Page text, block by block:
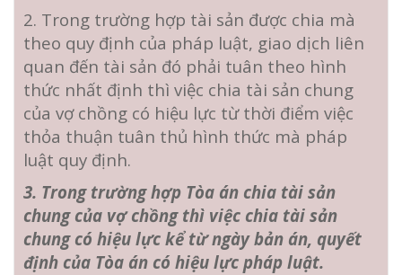
2. Trong trường hợp tài sản được chia mà
theo quy định của pháp luật, giao dịch liên
quan đến tài sản đó phải tuân theo hình
thức nhất định thì việc chia tài sản chung
của vợ chồng có hiệu lực từ thời điểm việc
thỏa thuận tuân thủ hình thức mà pháp
luật quy định.
3. Trong trường hợp Tòa án chia tài sản
chung của vợ chồng thì việc chia tài sản
chung có hiệu lực kể từ ngày bản án, quyết
định của Tòa án có hiệu lực pháp luật.